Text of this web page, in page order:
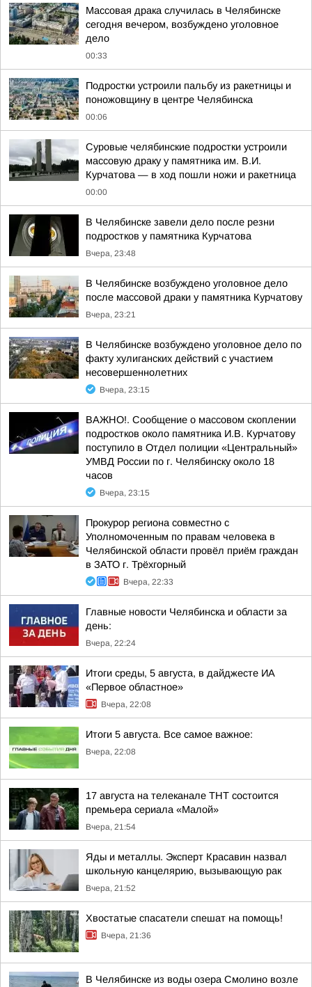
Массовая драка случилась в Челябинске
сегодня вечером, возбуждено уголовное
дело
00:33
Подростки устроили пальбу из ракетницы и
поножовщину в центре Челябинска
00:06
Суровые челябинские подростки устроили
массовую драку у памятника им. В.И.
Курчатова — в ход пошли ножи и ракетница
00:00
В Челябинске завели дело после резни
подростков у памятника Курчатова
Вчера, 23:48
В Челябинске возбуждено уголовное дело
после массовой драки у памятника Курчатову
Вчера, 23:21
В Челябинске возбуждено уголовное дело по
факту хулиганских действий с участием
несовершеннолетних
Вчера, 23:15
ВАЖНО!. Сообщение о массовом скоплении
подростков около памятника И.В. Курчатову
поступило в Отдел полиции «Центральный»
УМВД России по г. Челябинску около 18
часов
Вчера, 23:15
Прокурор региона совместно с
Уполномоченным по правам человека в
Челябинской области провёл приём граждан
в ЗАТО г. Трёхгорный
Вчера, 22:33
Главные новости Челябинска и области за
день:
Вчера, 22:24
Итоги среды, 5 августа, в дайджесте ИА
«Первое областное»
Вчера, 22:08
Итоги 5 августа. Все самое важное:
Вчера, 22:08
17 августа на телеканале ТНТ состоится
премьера сериала «Малой»
Вчера, 21:54
Яды и металлы. Эксперт Красавин назвал
школьную канцелярию, вызывающую рак
Вчера, 21:52
Хвостатые спасатели спешат на помощь!
Вчера, 21:36
В Челябинске из воды озера Смолино возле